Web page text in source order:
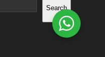
Search